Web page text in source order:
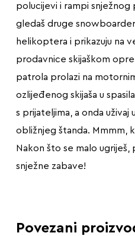
polucijevi i rampi snježnog
gledaš druge
helikoptera i prikazuju na
prodavnice skijaškom
patrola prolazi na
ozlijeđenog skijaša u
s prijateljima, a onda
obližnjeg štanda. Mmmm,
Nakon što se malo ugriješ,
snježne zabave!
Povezani